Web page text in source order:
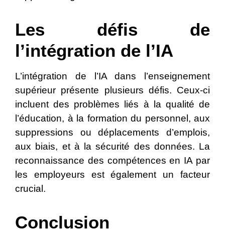
Les défis de
l’intégration de l’IA
L’intégration de l’IA dans l’enseignement
supérieur présente plusieurs défis. Ceux-ci
incluent des problèmes liés à la qualité de
l’éducation, à la formation du personnel, aux
suppressions ou déplacements d’emplois,
aux biais, et à la sécurité des données. La
reconnaissance des compétences en IA par
les employeurs est également un facteur
crucial.
Conclusion